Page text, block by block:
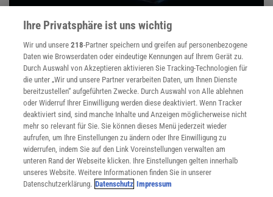
Tiefsee
Wir wissen mehr über den Mond als über die Tiefsee. Dabei leben
dort unten im Meer ebenso bizarre wie faszinierende Tiere und
spielen sich geologische Dramen ab.
Ihre Privatsphäre ist uns wichtig
Wir und unsere218-Partner speichern und greifen auf personenbezogene
Daten wie Browserdaten oder eindeutige Kennungen auf Ihrem Gerät zu.
Durch Auswahl von Akzeptieren aktivieren Sie Tracking-Technologien für
die unter „Wir und unsere Partner verarbeiten Daten, um Ihnen Dienste
bereitzustellen“ aufgeführten Zwecke. Durch Auswahl von Alle ablehnen
oder Widerruf Ihrer Einwilligung werden diese deaktiviert. Wenn Tracker
deaktiviert sind, sind manche Inhalte und Anzeigen möglicherweise nicht
mehr so relevant für Sie. Sie können dieses Menü jederzeit wieder
aufrufen, um Ihre Einstellungen zu ändern oder Ihre Einwilligung zu
widerrufen, indem Sie auf den Link Voreinstellungen verwalten am
unteren Rand der Webseite klicken. Ihre Einstellungen gelten innerhalb
unseres Website. Weitere Informationen finden Sie in unserer
Datenschutzerklärung. Datenschutz Impressum